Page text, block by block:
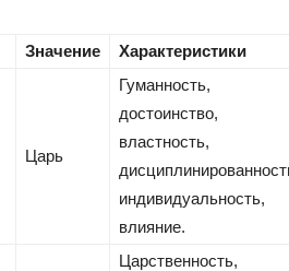
Значение Характеристики
Царь
Гуманность,
достоинство,
властность,
индивидуальность,
влияние.
Царственность,